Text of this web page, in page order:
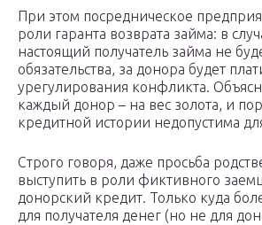
При этом посредническое
роли гаранта возврата займа: в
настоящий получатель займа не
обязательства, за донора будет
урегулирования конфликта.
каждый донор – на вес золота, и
кредитной истории недопустима
Строго говоря, даже просьба
выступить в роли фиктивного
донорский кредит. Только куда
для получателя денег (но не для